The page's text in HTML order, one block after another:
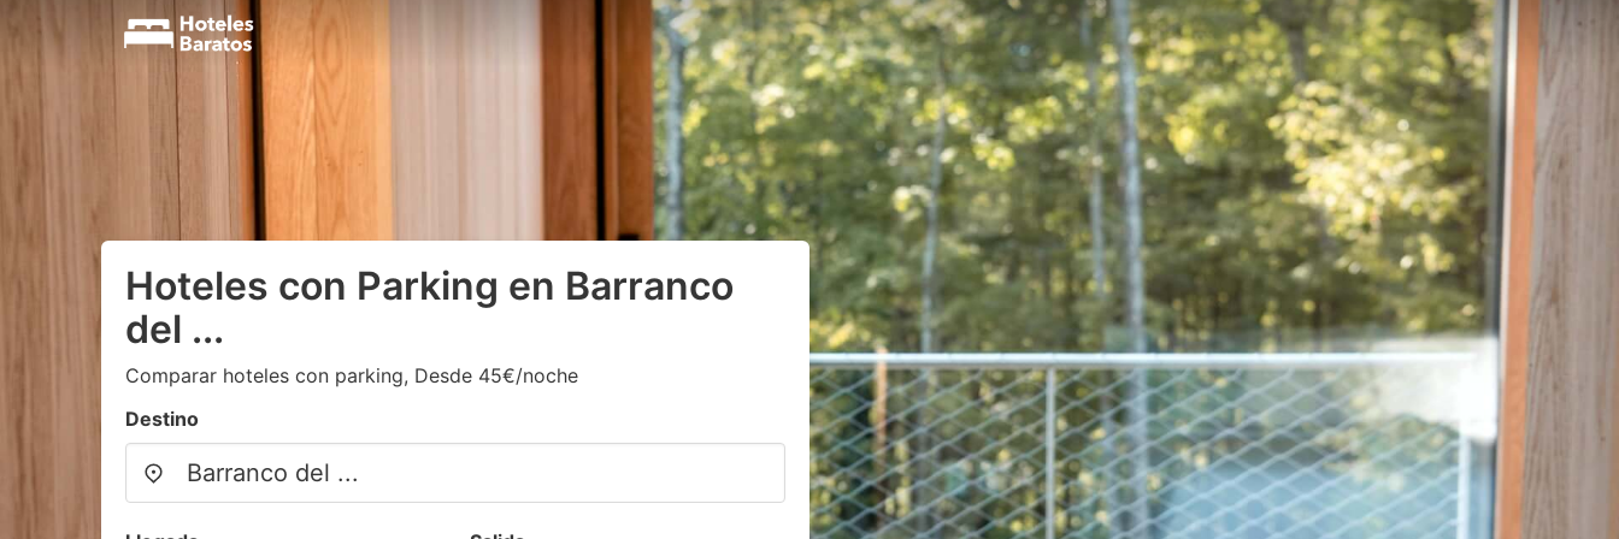
Hoteles con Parking en Barranco
del ...
Comparar hoteles con parking, Desde 45€/noche
Destino